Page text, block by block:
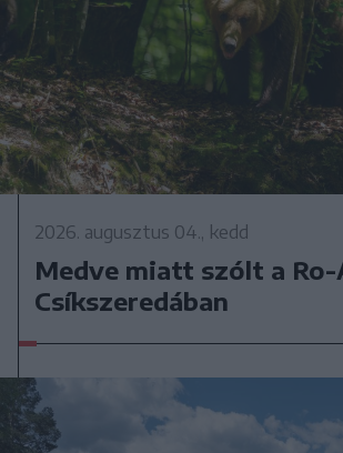
2026. augusztus 04., kedd
Medve miatt szólt a
Csíkszeredában